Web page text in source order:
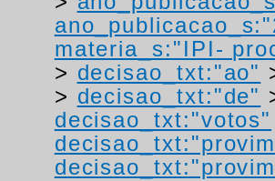
materia_s:"IPI-
> decisao_txt:"ao"
> decisao_txt:"de"
decisao_txt:"votos"